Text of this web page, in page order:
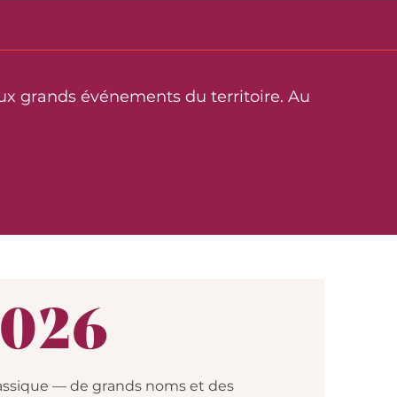
grands événements du territoire. Au
— de grands noms et des